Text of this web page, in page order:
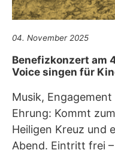
04. November 2025
Benefizkonzert am
Voice singen für
Musik,
Ehrung: Kommt
Heiligen Kreuz und
Abend. Eintritt frei